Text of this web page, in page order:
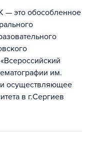
— это обособленное
им.
осуществляющее
в г.Сергиев